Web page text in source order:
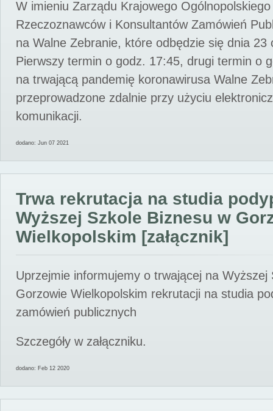
W imieniu Zarządu Krajowego
Rzeczoznawców i Konsultantów Zamówień
na Walne Zebranie, które odbędzie się dnia 23
Pierwszy termin o godz. 17:45, drugi termin o
na trwającą pandemię koronawirusa Walne
przeprowadzone zdalnie przy użyciu
komunikacji.
dodano: Jun 07 2021
Trwa rekrutacja na studia
Wyższej Szkole Biznesu w
Wielkopolskim [załącznik]
Uprzejmie informujemy o trwającej na Wyższej
Gorzowie Wielkopolskim rekrutacji na studia
zamówień publicznych
Szczegóły w załączniku.
dodano: Feb 12 2020